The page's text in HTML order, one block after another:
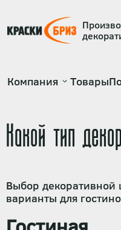
Основная
Компания Товары
Какой тип
Выбор декоративной
варианты для